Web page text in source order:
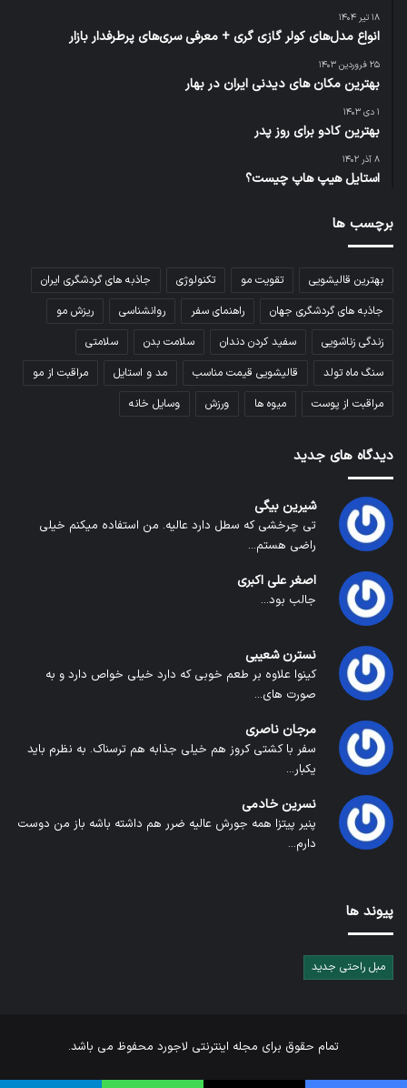
۱۸ تیر ۱۴۰۴
انواع مدل‌های کولر گازی گری + معرفی سری‌های پرطرفدار بازار
۲۵ فروردین ۱۴۰۳
بهترین مکان های دیدنی ایران در بهار
۱ دی ۱۴۰۳
بهترین کادو برای روز پدر
۸ آذر ۱۴۰۲
استایل هیپ هاپ چیست؟
برچسب ها
بهترین قالیشویی تقویت مو تکنولوژی
جاذبه های گردشگری ایران
جاذبه های گردشگری جهان
راهنمای سفر روانشناسی
ریزش مو
زندگی زناشویی
سفید کردن دندان سلامت بدن
سلامتی
سنگ ماه تولد
قالیشویی قیمت مناسب مد و استایل
مراقبت از مو
مراقبت از پوست
میوه ها ورزش وسایل خانه
دیدگاه های جدید
شیرین بیگی
تی چرخشی که سطل دارد عالیه. من استفاده میکنم خیلی
راضی هستم...
اصغر علی اکبری
جالب بود...
نسترن شعیبی
کینوا علاوه بر طعم خوبی که دارد خیلی خواص دارد و به
صورت های...
مرجان ناصری
سفر با کشتی کروز هم خیلی جذابه هم ترسناک. به نظرم باید
یکبار...
نسرین خادمی
پنیر پیتزا همه جورش عالیه ضرر هم داشته باشه باز من دوست
دارم...
پیوند ها
مبل راحتی جدید
تمام حقوق برای مجله اینترنتی لاجورد محفوظ می باشد.